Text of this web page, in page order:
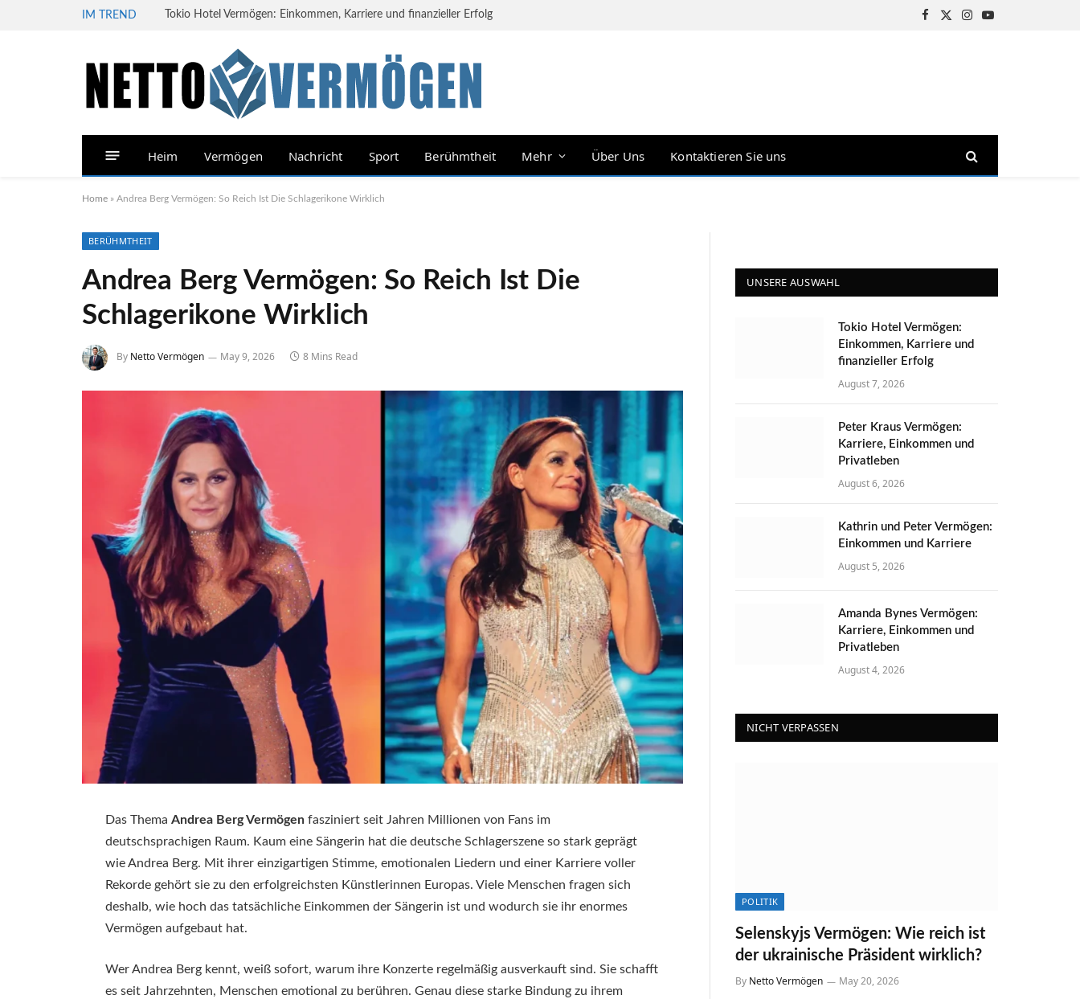
IM TREND Tokio Hotel Vermögen: Einkommen, Karriere und finanzieller Erfolg
Facebook
X
Instagram
YouTube
Heim Vermögen Nachricht Sport Berühmtheit Mehr Über Uns Kontaktieren Sie uns
Home » Andrea Berg Vermögen: So Reich Ist Die Schlagerikone Wirklich
BERÜHMTHEIT
Andrea Berg Vermögen: So Reich Ist Die
Schlagerikone Wirklich
By Netto Vermögen May 9, 2026 8 Mins Read
Das ThemaAndrea Berg Vermögen fasziniert seit Jahren Millionen von Fans im
deutschsprachigen Raum. Kaum eine Sängerin hat die deutsche Schlagerszene so stark geprägt
wie Andrea Berg. Mit ihrer einzigartigen Stimme, emotionalen Liedern und einer Karriere voller
Rekorde gehört sie zu den erfolgreichsten Künstlerinnen Europas. Viele Menschen fragen sich
deshalb, wie hoch das tatsächliche Einkommen der Sängerin ist und wodurch sie ihr enormes
Vermögen aufgebaut hat.
Wer Andrea Berg kennt, weiß sofort, warum ihre Konzerte regelmäßig ausverkauft sind. Sie schafft
es seit Jahrzehnten, Menschen emotional zu berühren. Genau diese starke Bindung zu ihrem
UNSERE AUSWAHL
Tokio Hotel Vermögen:
Einkommen, Karriere und
finanzieller Erfolg
August 7, 2026
Peter Kraus Vermögen:
Karriere, Einkommen und
Privatleben
August 6, 2026
Kathrin und Peter Vermögen:
Einkommen und Karriere
August 5, 2026
Amanda Bynes Vermögen:
Karriere, Einkommen und
Privatleben
August 4, 2026
NICHT VERPASSEN
POLITIK
Selenskyjs Vermögen: Wie reich ist
der ukrainische Präsident wirklich?
By Netto Vermögen May 20, 2026